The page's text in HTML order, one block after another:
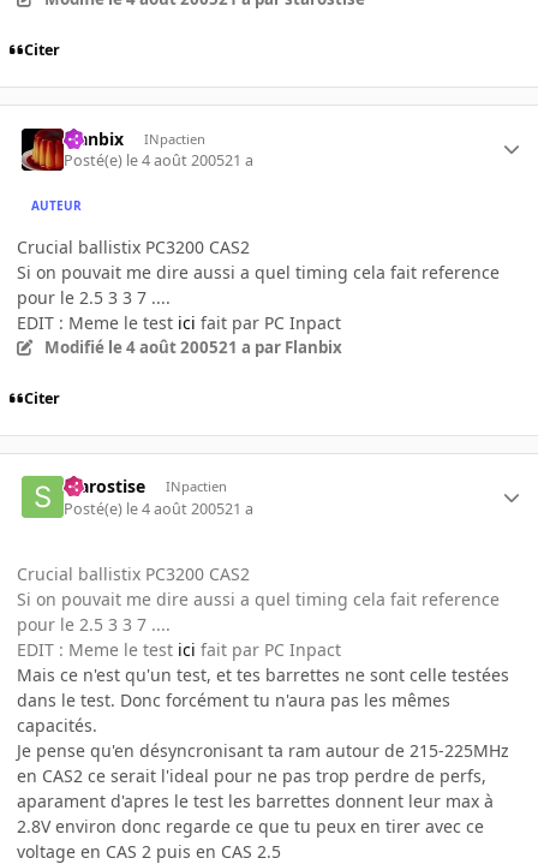
Citer
Flanbix INpactien
Posté(e) le 4 août 200521 a
AUTEUR
Crucial ballistix PC3200 CAS2
Si on pouvait me dire aussi a quel timing cela fait reference
pour le 2.5 3 3 7 ....
EDIT : Meme le test ici fait par PC Inpact
Modifié le 4 août 200521 a par Flanbix
Citer
starostise INpactien
Posté(e) le 4 août 200521 a
Crucial ballistix PC3200 CAS2
Si on pouvait me dire aussi a quel timing cela fait reference
pour le 2.5 3 3 7 ....
EDIT : Meme le test ici fait par PC Inpact
Mais ce n'est qu'un test, et tes barrettes ne sont celle testées
dans le test. Donc forcément tu n'aura pas les mêmes
capacités.
Je pense qu'en désyncronisant ta ram autour de 215-225MHz
en CAS2 ce serait l'ideal pour ne pas trop perdre de perfs,
aparament d'apres le test les barrettes donnent leur max à
2.8V environ donc regarde ce que tu peux en tirer avec ce
voltage en CAS 2 puis en CAS 2.5